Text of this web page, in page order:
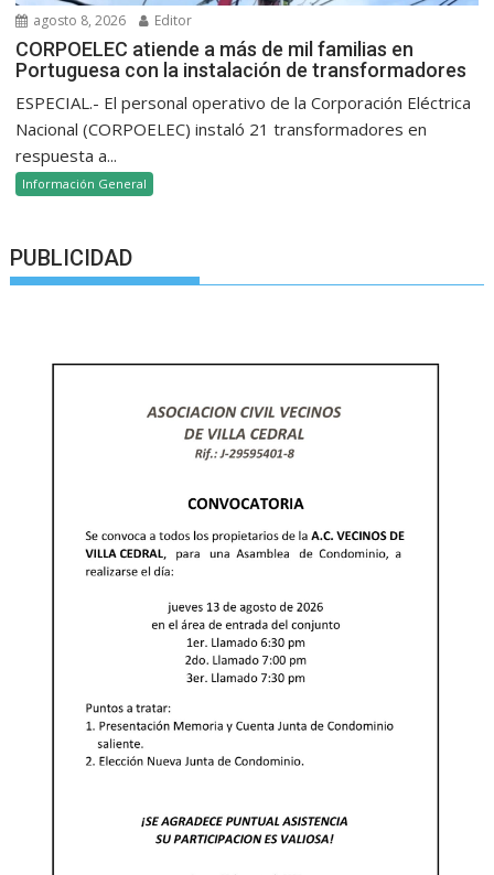
agosto 8, 2026 Editor
CORPOELEC atiende a más de mil familias en
Portuguesa con la instalación de transformadores
ESPECIAL.- El personal operativo de la Corporación Eléctrica
Nacional (CORPOELEC) instaló 21 transformadores en
respuesta a...
Información General
PUBLICIDAD